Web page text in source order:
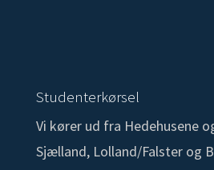
Studenterkørsel
Vi kører ud fra Hedehusene
Sjælland, Lolland/Falster og